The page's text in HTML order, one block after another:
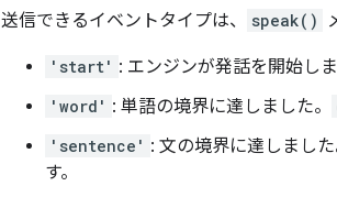
送信できるイベントタイプは、 speak()
'start' : エンジンが発話を開始しま
'word' : 単語の境界に達しました。
'sentence' : 文の境界に達しました
す。